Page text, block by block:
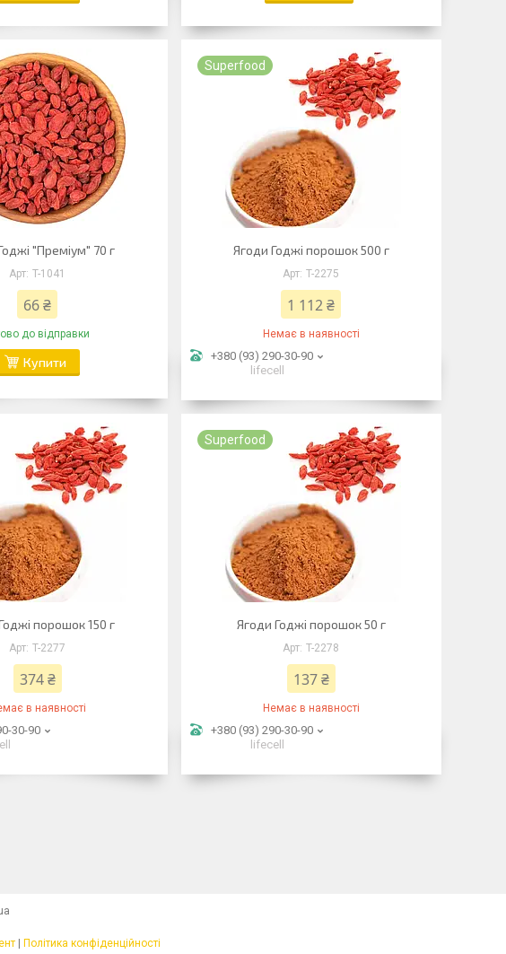
"Преміум" 70 г
T-1041
66 ₴
до відправки
Купити
Superfood
Ягоди Годжі порошок 500 г
T-2275
1 112 ₴
Немає в наявності
+380 (93) 290-30-90
lifecell
порошок 150 г
T-2277
374 ₴
в наявності
30-90
Superfood
Ягоди Годжі порошок 50 г
T-2278
137 ₴
Немає в наявності
+380 (93) 290-30-90
lifecell
Політика конфіденційності